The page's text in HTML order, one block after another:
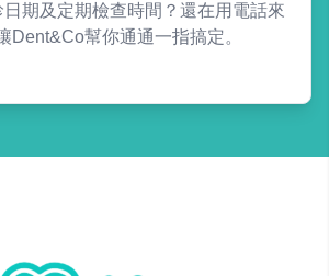
期及定期檢查時間？還在用電話來
Dent&Co幫你通通一指搞定。